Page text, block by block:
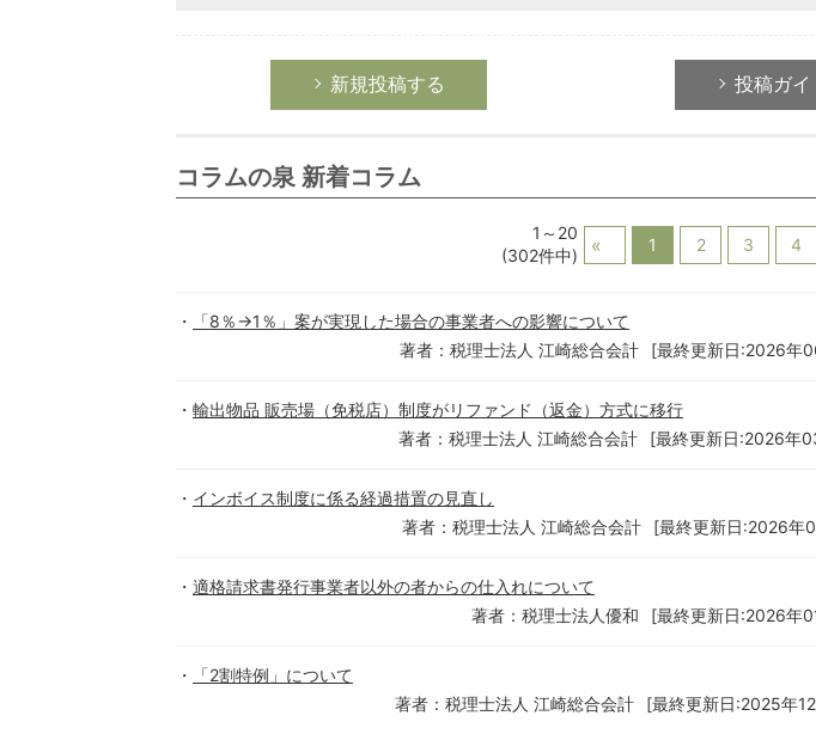
新規投稿する 投稿ガ
コラムの泉 新着コラム
1～20
(302件中)
1 2 3 4
「8％→1％」案が実現した場合の事業者への影響について
著者：税理士法人 江崎総合会計
[最終更新日:2026年
輸出物品 販売場（免税店）制度がリファンド（返金）方式に移行
著者：税理士法人 江崎総合会計
[最終更新日:2026年
インボイス制度に係る経過措置の見直し
著者：税理士法人 江崎総合会計
[最終更新日:2026年
適格請求書発行事業者以外の者からの仕入れについて
著者：税理士法人優和
[最終更新日:2026年
「2割特例」について
著者：税理士法人 江崎総合会計
[最終更新日:2025年